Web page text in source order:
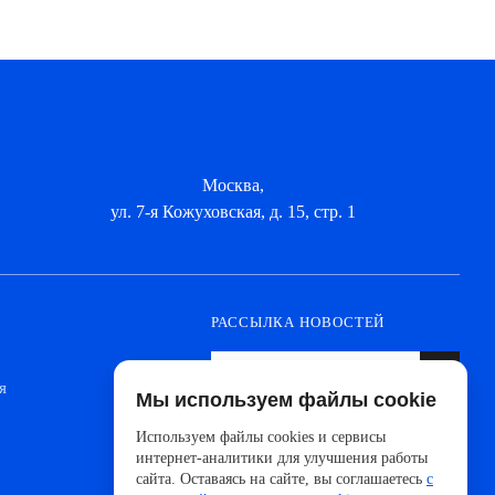
Москва,
ул. 7-я Кожуховская, д. 15, стр. 1
РАССЫЛКА НОВОСТЕЙ
новинок от ведущих производителей и
новостей АйДистрибьют
Мы используем файлы cookie
Используем файлы cookies и сервисы
интернет-аналитики для улучшения работы
сайта. Оставаясь на сайте, вы соглашаетесь с